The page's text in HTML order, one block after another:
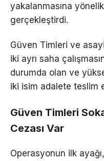
yakalanmasına
gerçekleştirdi.
Güven Timleri ve
iki ayrı saha
durumda olan ve
iki isim adalete teslim
Güven Timleri
Cezası Var
Operasyonun ilk